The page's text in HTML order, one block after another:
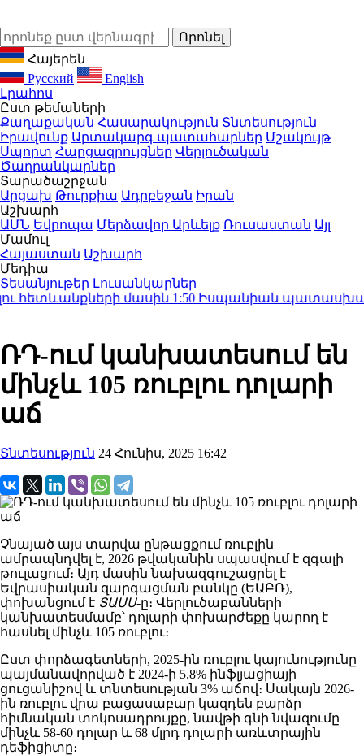
Հայերեն
Русский
English
Լրահոս
Ըստ թեմաների
Քաղաքական Հասարակություն Տնտեսություն
Իրավունք Արտակարգ պատահարներ Մշակույթ
Սպորտ Հարցազրույցներ Վերլուծական
Ծաղրանկարներ
Տարածաշրջան
Արցախ Թուրքիա Ադրբեջան Իրան
Աշխարհ
ԱՄՆ Եվրոպա Մերձավոր Արևելք Ռուսաստան Այլ
Մամուլ
Հայաստան Աշխարհ
Մեդիա
Տեսանյութեր Լուսանկարներ
մասին1:50Իսպանիան պատասխան
ՌԴ-ում կանխատեսում են
մինչև 105 ռուբլու դոլարի
աճ
Տնտեսություն 24 Հունիս, 2025 16:42
Չնայած այս տարվա ընթացքում ռուբլին
ամրապնդվել է, 2026 թվականին սպասվում է զգալի
թուլացում։ Այդ մասին նախազգուշացրել է
Եվրասիական զարգացման բանկը (ԵԱԲՌ),
փոխանցում է ՏԱՍՍ-ը։ Վերլուծաբանների
կանխատեսմամբ՝ դոլարի փոխարժեքը կարող է
հասնել մինչև 105 ռուբլու։
Ըստ փորձագետների, 2025-ին ռուբլու կայունությունը
պայմանավորված է 2024-ի 5.8% ինֆլյացիայի
ցուցանիշով և տնտեսության 3% աճով։ Սակայն 2026-
ին ռուբլու վրա բացասաբար կազդեն բարձր
հիմնական տոկոսադրույքը, նավթի գնի նվազումը
մինչև 58-60 դոլար և 68 մլրդ դոլարի առևտրային
դեֆիցիտը։